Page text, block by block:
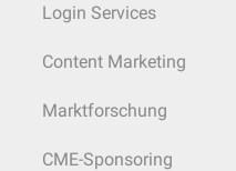
Login Services
Content Marketing
Marktforschung
CME-Sponsoring